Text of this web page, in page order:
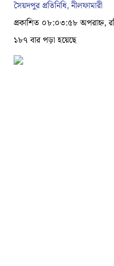
সৈয়দপুর প্রতিনিধি, নীলফামারী
প্রকাশিত ০৮:০৩:৫৮ অপরাহ্ন,
১৮৭ বার পড়া হয়েছে